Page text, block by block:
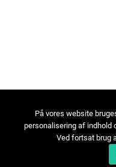
På vores website
personalisering af indhold
Ved fortsat brug